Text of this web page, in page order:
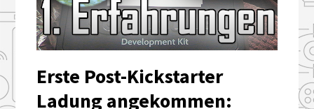
Erste Post-Kickstarter
Ladung angekommen: